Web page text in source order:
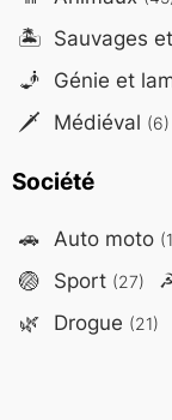
🏝️ Sauvages
🧞 Génie et
🗡️ Médiéval (6)
Société
🚗 Auto moto
🏐 Sport (27)
🌿 Drogue (21)